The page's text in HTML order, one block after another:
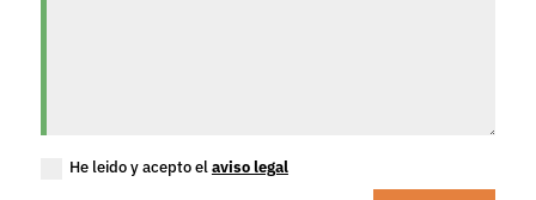
He leido y acepto elaviso legal